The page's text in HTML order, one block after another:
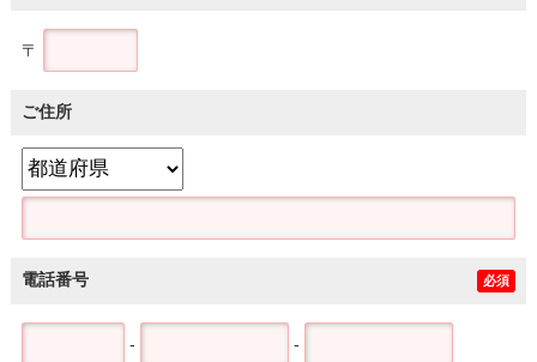
〒
ご住所
電話番号 必須
- -